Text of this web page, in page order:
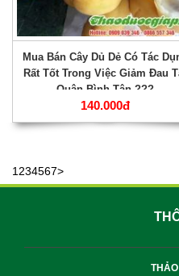
Mua Bán Cây Dủ Dẻ Có Tác
Rất Tốt Trong Việc Giảm Đau
Quận Bình Tân ???
140.000đ
1 234567>